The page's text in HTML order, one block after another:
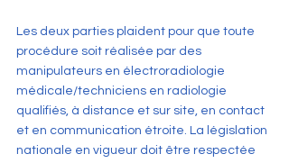
Les deux parties plaident pour que toute
procédure soit réalisée par des
manipulateurs en électroradiologie
médicale/techniciens en radiologie
qualifiés, à distance et sur site, en contact
et en communication étroite. La législation
nationale en vigueur doit être respectée